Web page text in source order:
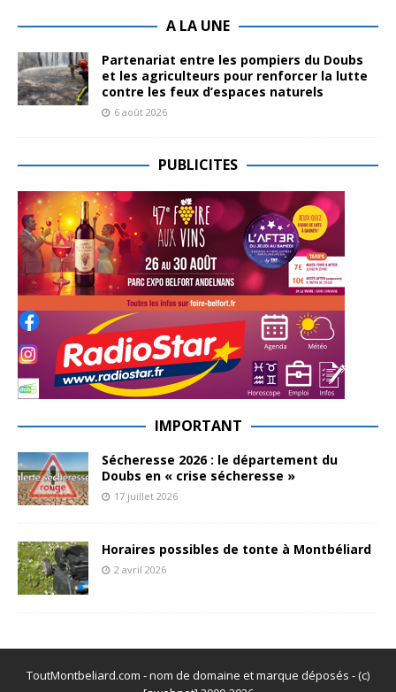
A LA UNE
Partenariat entre les pompiers du Doubs
et les agriculteurs pour renforcer la lutte
contre les feux d’espaces naturels
6 août 2026
PUBLICITES
IMPORTANT
Sécheresse 2026 : le département du
Doubs en « crise sécheresse »
17 juillet 2026
Horaires possibles de tonte à Montbéliard
2 avril 2026
ToutMontbeliard.com - nom de domaine et marque déposés - (c)